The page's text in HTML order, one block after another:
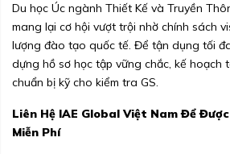
Du học Úc ngành Thiết Kế và Truyền
mang lại cơ hội vượt trội nhờ chính sách
lượng đào tạo quốc tế. Để tận dụng tối
dựng hồ sơ học tập vững chắc, kế hoạch
chuẩn bị kỹ cho kiểm tra GS.
Liên Hệ IAE Global Việt Nam Để
Miễn Phí